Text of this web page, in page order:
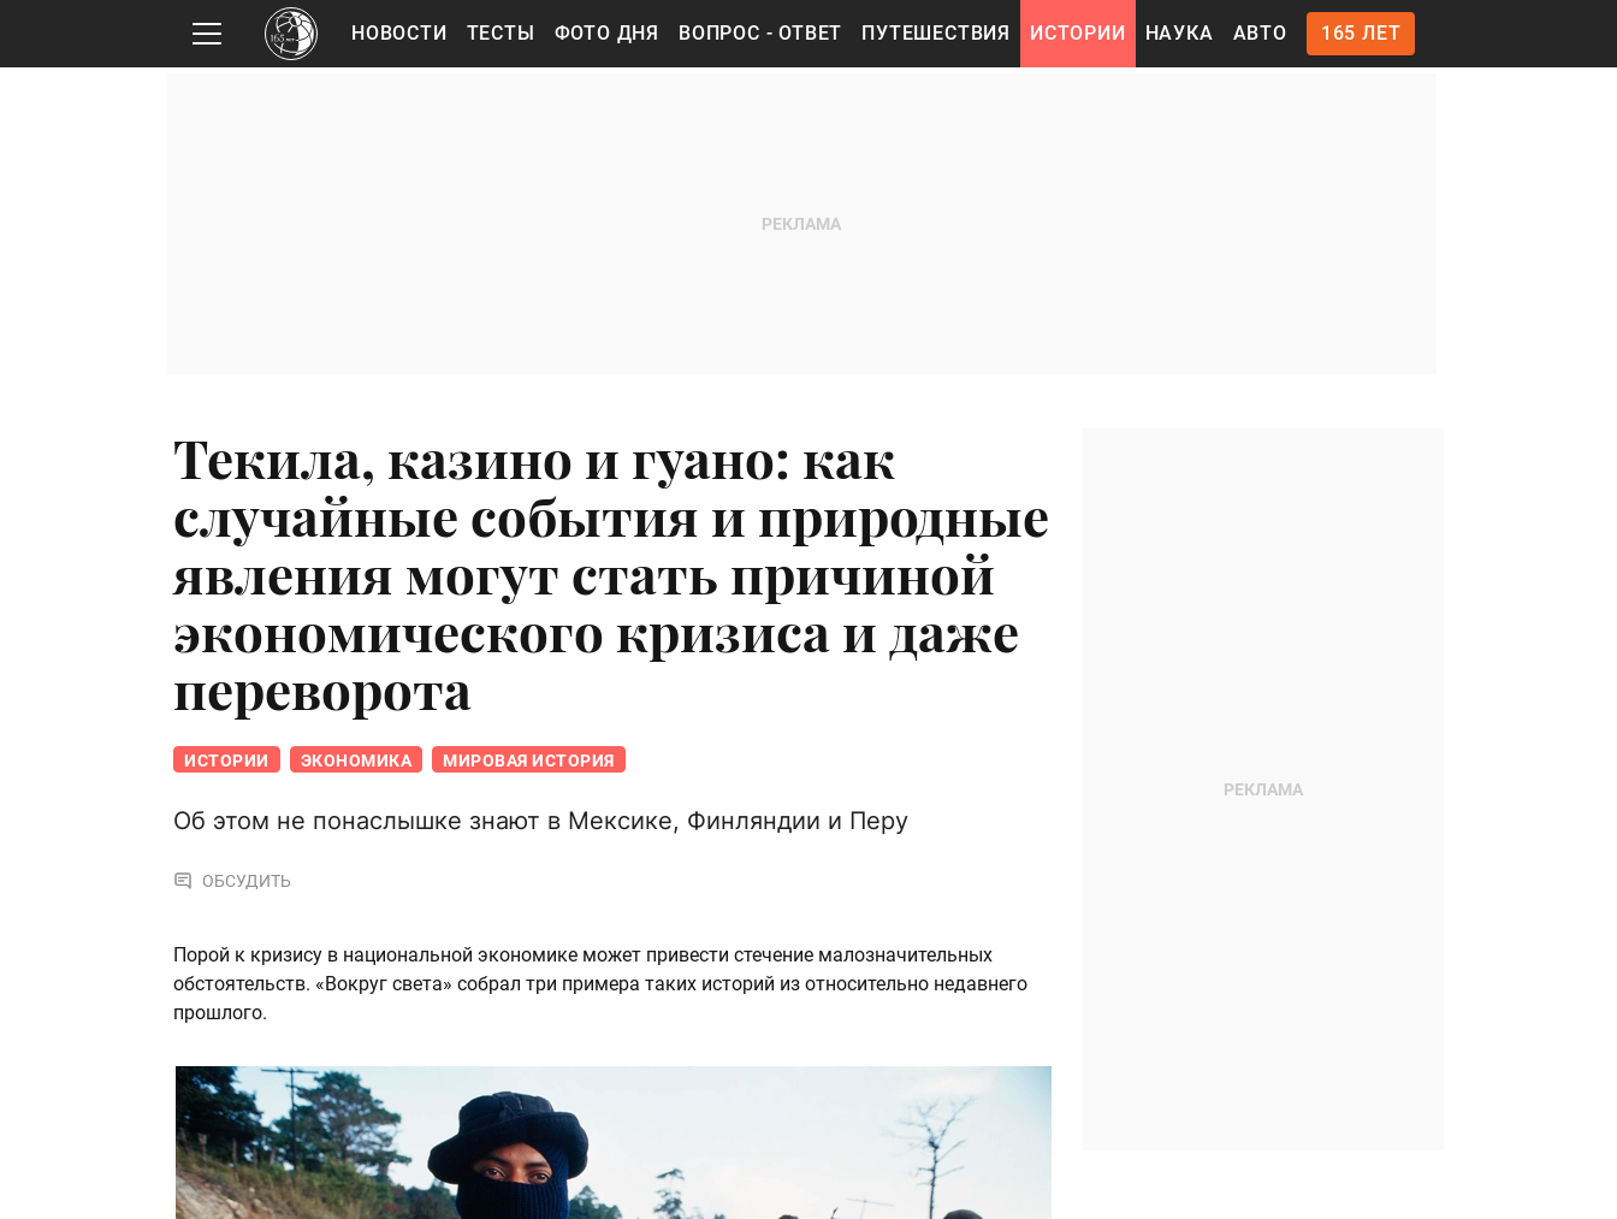
НОВОСТИ ТЕСТЫ ФОТО ДНЯ ВОПРОС - ОТВЕТ ПУТЕШЕСТВИЯ ИСТОРИИ НАУКА АВТО 165 ЛЕТ
Текила, казино и гуано: как
случайные события и природные
явления могут стать причиной
экономического кризиса и даже
переворота
ИСТОРИИ ЭКОНОМИКА МИРОВАЯ ИСТОРИЯ
Об этом не понаслышке знают в Мексике, Финляндии и Перу
ОБСУДИТЬ
Порой к кризису в национальной экономике может привести стечение малозначительных
обстоятельств. «Вокруг света» собрал три примера таких историй из относительно недавнего
прошлого.